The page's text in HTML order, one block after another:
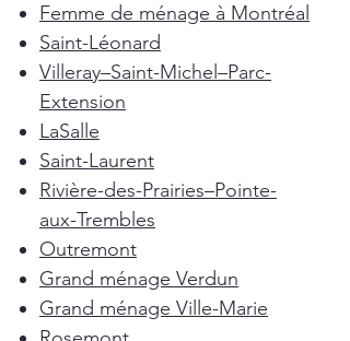
Femme de ménage à Montréal
Saint-Léonard
Villeray–Saint-Michel–Parc-
Extension
LaSalle
Saint-Laurent
Rivière-des-Prairies–Pointe-
aux-Trembles
Outremont
Grand ménage Verdun
Grand ménage Ville-Marie